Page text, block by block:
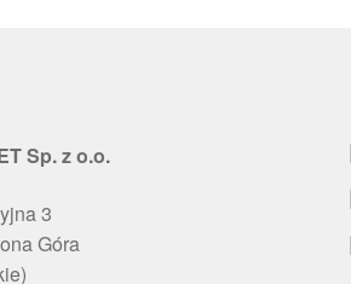
Sp. z o.o.
3
Góra